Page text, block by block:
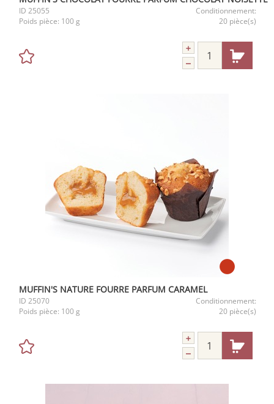
ID 25055
Conditionnement:
Poids pièce: 100 g 20 pièce(s)
MUFFIN'S NATURE FOURRE PARFUM CARAMEL
ID 25070
Conditionnement:
Poids pièce: 100 g 20 pièce(s)